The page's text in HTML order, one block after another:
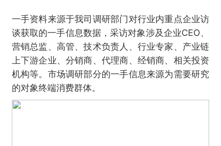
一手资料来源于我司调研部门对行业内重点企业访
谈获取的一手信息数据，采访对象涉及企业CEO、
营销总监、高管、技术负责人、行业专家、产业链
上下游企业、分销商、代理商、经销商、相关投资
机构等。市场调研部分的一手信息来源为需要研究
的对象终端消费群体。